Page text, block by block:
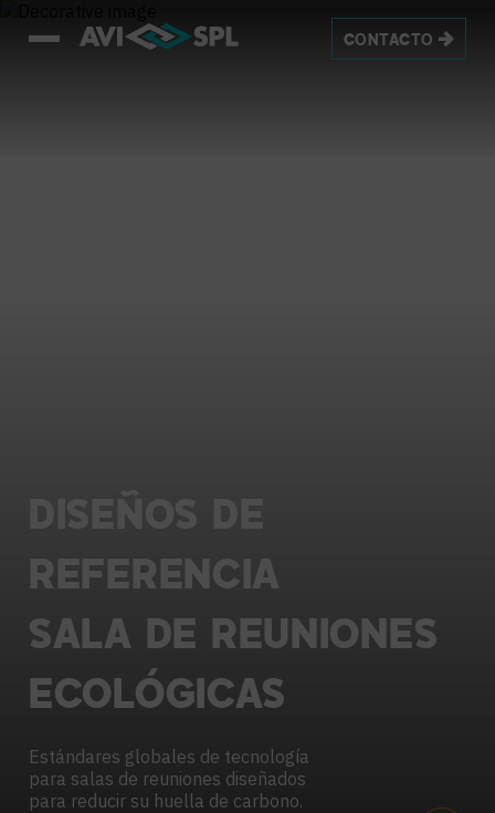
CONTACTO
REFERENCIA
SALA DE REUNIONES
ECOLÓGICAS
Estándares globales de tecnología
para salas de reuniones diseñados
para reducir su huella de carbono.